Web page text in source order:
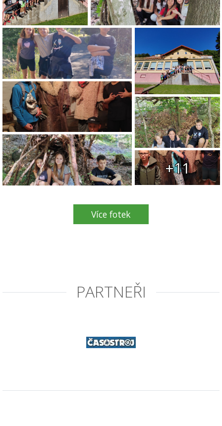
+11
Více fotek
PARTNEŘI